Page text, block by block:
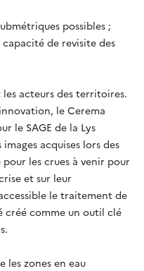
possibles ;
de revisite des
acteurs des territoires.
le Cerema
le SAGE de la Lys
acquises lors des
les crues à venir pour
et sur leur
le traitement de
créé comme un outil clé
les zones en eau